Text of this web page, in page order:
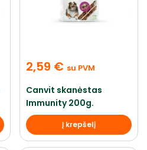
2,59 € su PVM
Canvit skanėstas
Immunity 200g.
Į krepšelį